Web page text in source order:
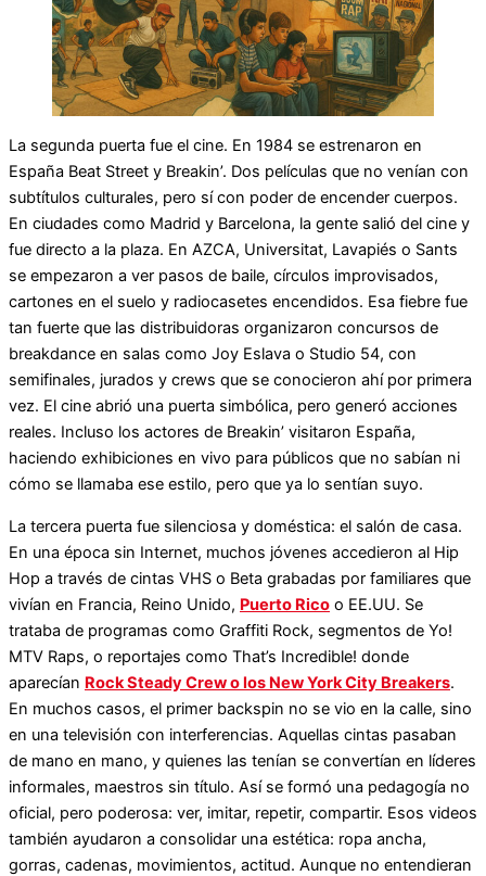
La segunda puerta fue el cine. En 1984 se estrenaron en
España Beat Street y Breakin’. Dos películas que no venían con
subtítulos culturales, pero sí con poder de encender cuerpos.
En ciudades como Madrid y Barcelona, la gente salió del cine y
fue directo a la plaza. En AZCA, Universitat, Lavapiés o Sants
se empezaron a ver pasos de baile, círculos improvisados,
cartones en el suelo y radiocasetes encendidos. Esa fiebre fue
tan fuerte que las distribuidoras organizaron concursos de
breakdance en salas como Joy Eslava o Studio 54, con
semifinales, jurados y crews que se conocieron ahí por primera
vez. El cine abrió una puerta simbólica, pero generó acciones
reales. Incluso los actores de Breakin’ visitaron España,
haciendo exhibiciones en vivo para públicos que no sabían ni
cómo se llamaba ese estilo, pero que ya lo sentían suyo.
La tercera puerta fue silenciosa y doméstica: el salón de casa.
En una época sin Internet, muchos jóvenes accedieron al Hip
Hop a través de cintas VHS o Beta grabadas por familiares que
vivían en Francia, Reino Unido, Puerto Rico o EE.UU. Se
trataba de programas como Graffiti Rock, segmentos de Yo!
MTV Raps, o reportajes como That’s Incredible! donde
aparecían Rock Steady Crew o los New York City Breakers.
En muchos casos, el primer backspin no se vio en la calle, sino
en una televisión con interferencias. Aquellas cintas pasaban
de mano en mano, y quienes las tenían se convertían en líderes
informales, maestros sin título. Así se formó una pedagogía no
oficial, pero poderosa: ver, imitar, repetir, compartir. Esos videos
también ayudaron a consolidar una estética: ropa ancha,
gorras, cadenas, movimientos, actitud. Aunque no entendieran